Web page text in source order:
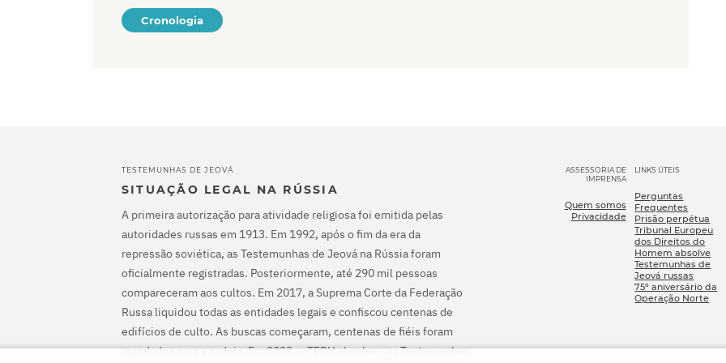
Cronologia
TESTEMUNHAS DE JEOVÁ
SITUAÇÃO LEGAL NA RÚSSIA
A primeira autorização para atividade religiosa foi emitida pelas
autoridades russas em 1913. Em 1992, após o fim da era da
repressão soviética, as Testemunhas de Jeová na Rússia foram
oficialmente registradas. Posteriormente, até 290 mil pessoas
compareceram aos cultos. Em 2017, a Suprema Corte da Federação
Russa liquidou todas as entidades legais e confiscou centenas de
edifícios de culto. As buscas começaram, centenas de fiéis foram
mandados para a cadeia. Em 2022, o TEDH absolveu as Testemunhas
ASSESSORIA DE
IMPRENSA
Quem somos
Privacidade
LINKS ÚTEIS
Perguntas
Frequentes
Prisão perpétua
Tribunal Europeu
dos Direitos do
Homem absolve
Testemunhas de
Jeová russas
75º aniversário da
Operação Norte